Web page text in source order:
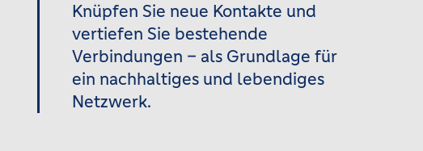
Knüpfen Sie neue Kontakte und
vertiefen Sie bestehende
Verbindungen – als Grundlage für
ein nachhaltiges und lebendiges
Netzwerk.